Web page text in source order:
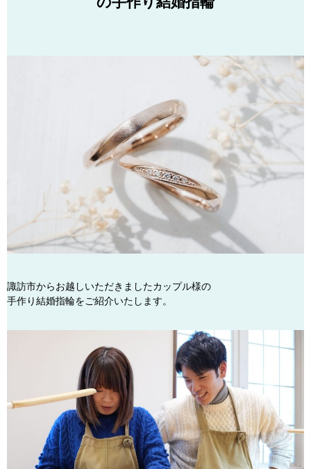
諏訪市からお越しいただきましたカップル様の
手作り結婚指輪をご紹介いたします。